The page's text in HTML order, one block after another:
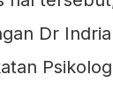
Dr